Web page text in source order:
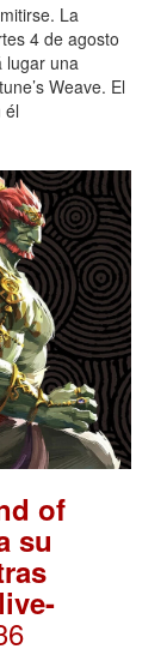
La
4 de agosto
lugar una
Weave. El
él
of
su